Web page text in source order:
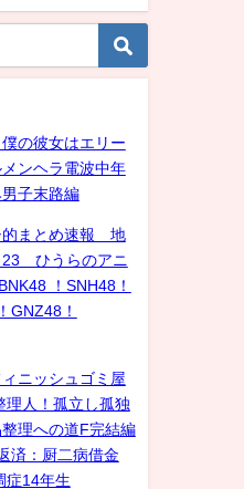
の彼女はエリー
ンヘラ電波中年
子末路編
まとめ速報 地
23 ひうらのアニ
！SNH48！
GNZ48！
ニッシュゴミ屋
理人！孤立し孤独
理への道F完結編
済：厨二病借金
症14年生